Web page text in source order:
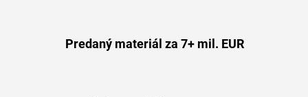
Predaný materiál za 7+ mil. EUR